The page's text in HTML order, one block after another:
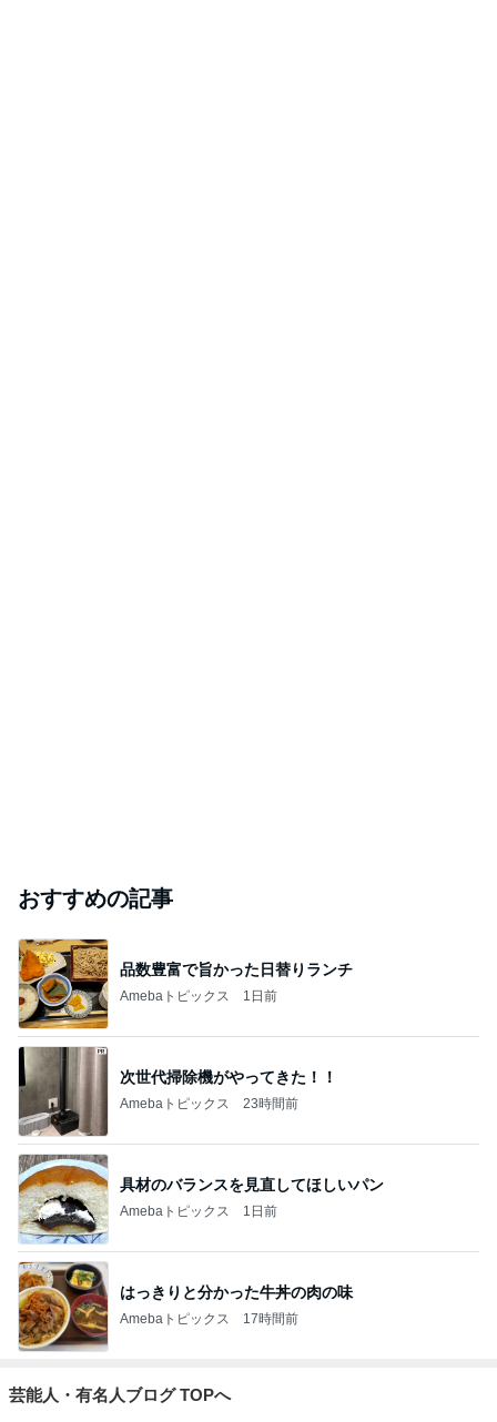
おすすめの記事
品数豊富で旨かった日替りランチ
Amebaトピックス 1日前
次世代掃除機がやってきた！！
Amebaトピックス 23時間前
具材のバランスを見直してほしいパン
Amebaトピックス 1日前
はっきりと分かった牛丼の肉の味
Amebaトピックス 17時間前
芸能人・有名人ブログ TOPへ